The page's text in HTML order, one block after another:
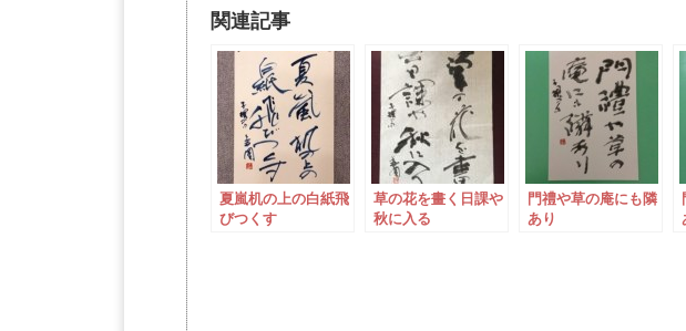
関連記事
夏嵐机の上の白紙飛
びつくす
草の花を畫く日課や
秋に入る
門禮や草の庵にも隣
あり